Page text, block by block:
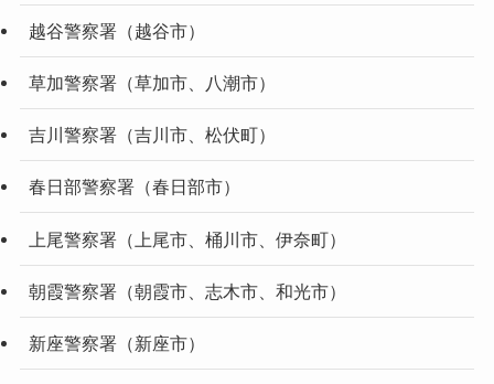
越谷警察署（越谷市）
草加警察署（草加市、八潮市）
吉川警察署（吉川市、松伏町）
春日部警察署（春日部市）
上尾警察署（上尾市、桶川市、伊奈町）
朝霞警察署（朝霞市、志木市、和光市）
新座警察署（新座市）